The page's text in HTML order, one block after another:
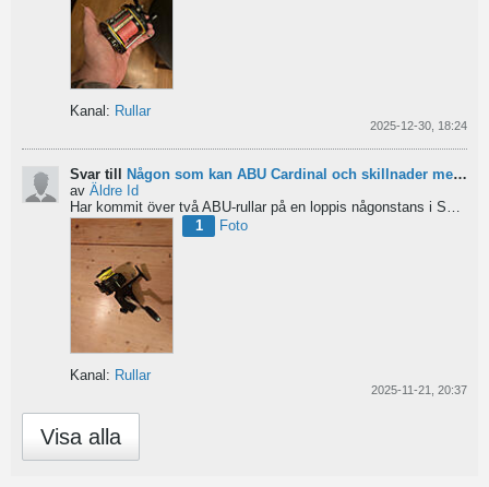
Kanal: Rullar
2025-12-30, 18:24
Svar till Någon som kan ABU Cardinal och skillnader mellan äldre rullar?
av Äldre Id
1
Foto
Kanal: Rullar
2025-11-21, 20:37
Visa alla